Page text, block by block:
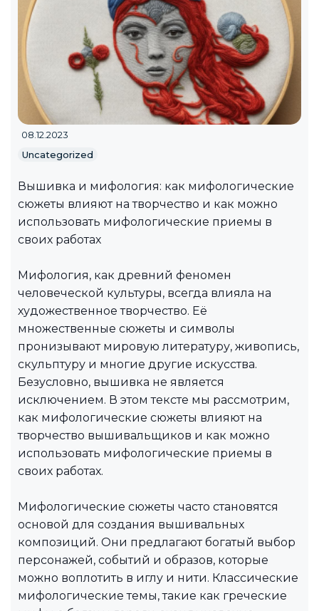
08.12.2023
Uncategorized
Вышивка и мифология: как мифологические
сюжеты влияют на творчество и как можно
использовать мифологические приемы в
своих работах
Мифология, как древний феномен
человеческой культуры, всегда влияла на
художественное творчество. Её
множественные сюжеты и символы
пронизывают мировую литературу, живопись,
скульптуру и многие другие искусства.
Безусловно, вышивка не является
исключением. В этом тексте мы рассмотрим,
как мифологические сюжеты влияют на
творчество вышивальщиков и как можно
использовать мифологические приемы в
своих работах.
Мифологические сюжеты часто становятся
основой для создания вышивальных
композиций. Они предлагают богатый выбор
персонажей, событий и образов, которые
можно воплотить в иглу и нити. Классические
мифологические темы, такие как греческие